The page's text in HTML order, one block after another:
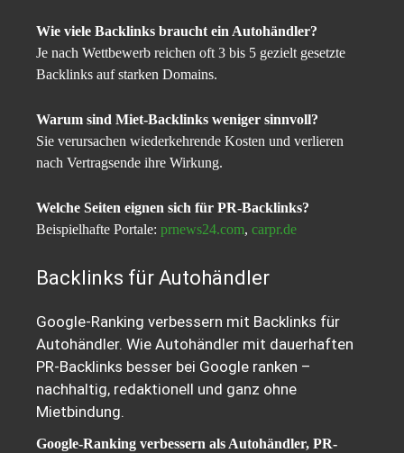
Wie viele Backlinks braucht ein Autohändler?
Je nach Wettbewerb reichen oft 3 bis 5 gezielt gesetzte
Backlinks auf starken Domains.
Warum sind Miet-Backlinks weniger sinnvoll?
Sie verursachen wiederkehrende Kosten und verlieren
nach Vertragsende ihre Wirkung.
Welche Seiten eignen sich für PR-Backlinks?
Beispielhafte Portale: prnews24.com, carpr.de
Backlinks für Autohändler
Google-Ranking verbessern mit Backlinks für
Autohändler. Wie Autohändler mit dauerhaften
PR-Backlinks besser bei Google ranken –
nachhaltig, redaktionell und ganz ohne
Mietbindung.
Google-Ranking verbessern als Autohändler, PR-